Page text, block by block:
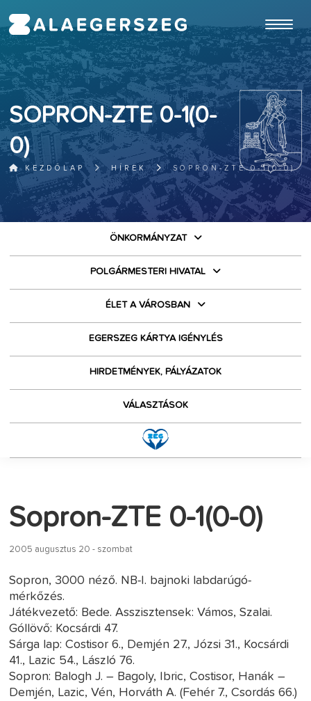
SOPRON-ZTE 0-1(0-
0)
KEZDŐLAP HÍREK SOPRON-ZTE 0-1(0-0)
ÖNKORMÁNYZAT
POLGÁRMESTERI HIVATAL
ÉLET A VÁROSBAN
EGERSZEG KÁRTYA IGÉNYLÉS
HIRDETMÉNYEK, PÁLYÁZATOK
VÁLASZTÁSOK
Sopron-ZTE 0-1(0-0)
2005 augusztus 20 - szombat
Sopron, 3000 néző. NB-I. bajnoki labdarúgó-
mérkőzés.
Játékvezető: Bede. Asszisztensek: Vámos, Szalai.
Góllövő: Kocsárdi 47.
Sárga lap: Costisor 6., Demjén 27., Józsi 31., Kocsárdi
41., Lazic 54., László 76.
Sopron: Balogh J. – Bagoly, Ibric, Costisor, Hanák –
Demjén, Lazic, Vén, Horváth A. (Fehér 7., Csordás 66.)